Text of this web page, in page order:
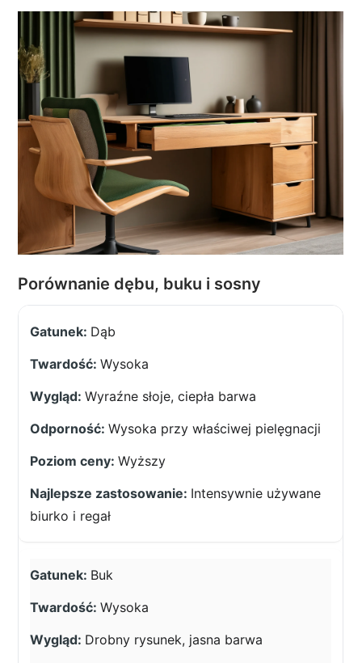
Porównanie dębu, buku i sosny
Dąb
Wysoka
Wyraźne słoje, ciepła barwa
Wysoka przy właściwej pielęgnacji
Wyższy
Intensywnie używane
biurko i regał
Buk
Wysoka
Drobny rysunek, jasna barwa